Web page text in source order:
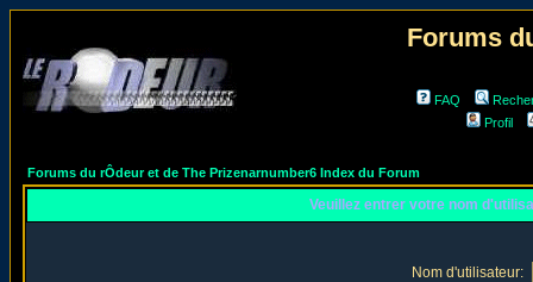
Forums
FAQ
Profil
Forums du rÔdeur et de The Prizenarnumber6 Index du Forum
Veuillez entrer votre nom
Nom d'utilisateur: